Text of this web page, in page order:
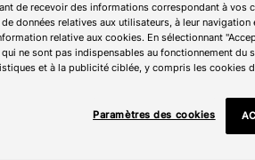
de recevoir des informations correspondant à vos
données relatives aux utilisateurs, à leur
relative aux cookies. En sélectionnant
ne sont pas indispensables au fonctionnement du
et à la publicité ciblée, y compris les cookies
Paramètres des cookies